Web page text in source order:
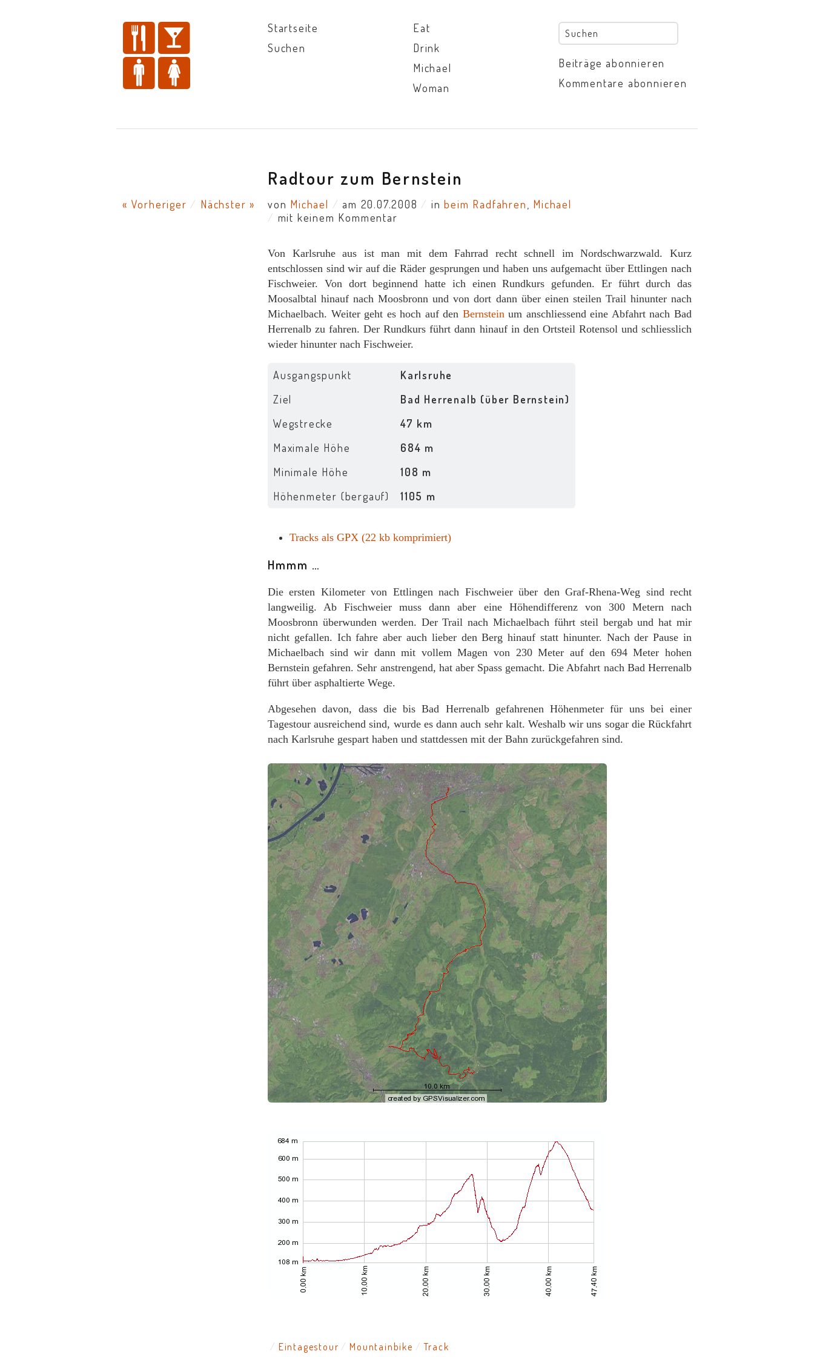
Startseite
Suchen
Eat
Drink
Michael
Woman
Beiträge abonnieren
Kommentare abonnieren
Radtour zum Bernstein
« Vorheriger / Nächster » von Michael / am 20.07.2008 / inbeim Radfahren
Michael
/ mit keinem Kommentar
Von Karlsruhe aus ist man mit dem Fahrrad recht schnell im Nordschwarzwald. Kurz
entschlossen sind wir auf die Räder gesprungen und haben uns aufgemacht über Ettlingen nach
Fischweier. Von dort beginnend hatte ich einen Rundkurs gefunden. Er führt durch das
Moosalbtal hinauf nach Moosbronn und von dort dann über einen steilen Trail hinunter nach
Michaelbach. Weiter geht es hoch auf den Bernsteinum anschliessend eine Abfahrt nach Bad
Herrenalb zu fahren. Der Rundkurs führt dann hinauf in den Ortsteil Rotensol und schliesslich
wieder hinunter nach Fischweier.
Ausgangspunkt
Karlsruhe
Ziel
Bad Herrenalb (über Bernstein)
Wegstrecke
47 km
Maximale Höhe
684 m
Minimale Höhe
108 m
Höhenmeter (bergauf)
1105 m
Tracks als GPX (22 kb komprimiert)
Hmmm …
Die ersten Kilometer von Ettlingen nach Fischweier über den Graf-Rhena-Weg sind recht
langweilig. Ab Fischweier muss dann aber eine Höhendifferenz von 300 Metern nach
Moosbronn überwunden werden. Der Trail nach Michaelbach führt steil bergab und hat mir
nicht gefallen. Ich fahre aber auch lieber den Berg hinauf statt hinunter. Nach der Pause in
Michaelbach sind wir dann mit vollem Magen von 230 Meter auf den 694 Meter hohen
Bernstein gefahren. Sehr anstrengend, hat aber Spass gemacht. Die Abfahrt nach Bad Herrenalb
führt über asphaltierte Wege.
Abgesehen davon, dass die bis Bad Herrenalb gefahrenen Höhenmeter für uns bei einer
Tagestour ausreichend sind, wurde es dann auch sehr kalt. Weshalb wir uns sogar die Rückfahrt
nach Karlsruhe gespart haben und stattdessen mit der Bahn zurückgefahren sind.
Eintagestour Mountainbike Track